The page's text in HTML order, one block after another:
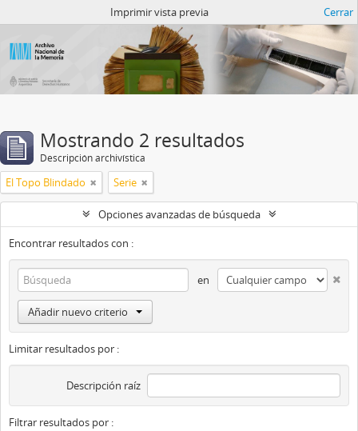
Imprimir vista previa Cerrar
Mostrando 2 resultados
Descripción archivística
El Topo Blindado Serie
Opciones avanzadas de búsqueda
Encontrar resultados con :
en
Añadir nuevo criterio
Limitar resultados por :
Descripción raíz
Filtrar resultados por :